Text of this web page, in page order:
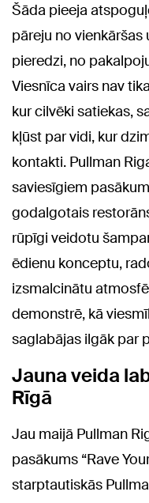
Šāda pieeja
pāreju no
pieredzi, no
Viesnīca vairs nav
kur cilvēki satiekas,
kļūst par vidi, kur
kontakti. Pullman
saviesīgiem
godalgotais
rūpīgi veidotu
ēdienu konceptu,
izsmalcinātu
demonstrē, kā
saglabājas ilgāk par
Jauna veida
Rīgā
Jau maijā Pullman
pasākums “Rave
starptautiskās